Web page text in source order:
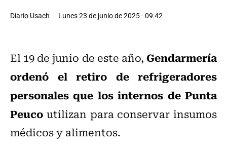
Diario Usach Lunes 23 de junio de 2025 - 09:42
El 19 de junio de este año,Gendarmería
ordenó el retiro de refrigeradores
personales que los internos de Punta
Peuco utilizan para conservar insumos
médicos y alimentos.